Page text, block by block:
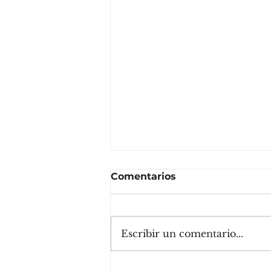
Comentarios
Escribir un comentario...